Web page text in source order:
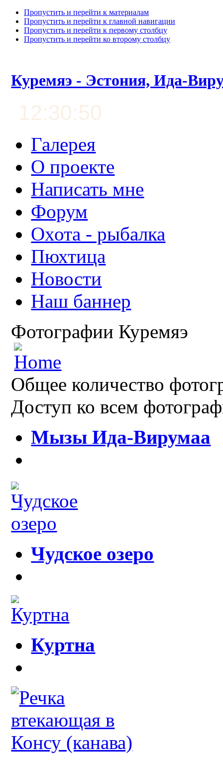
Пропустить и перейти к материалам
Пропустить и перейти к главной навигации
Пропустить и перейти к первому столбцу
Пропустить и перейти ко второму столбцу
Куремяэ - Эстония, Ида-
12:30:51
Галерея
О проекте
Написать мне
Форум
Охота - рыбалка
Пюхтица
Новости
Наш баннер
Фотографии Куремяэ
Общее количество
Доступ ко всем
Мызы Ида-Вирумаа
Чудское озеро
Куртна